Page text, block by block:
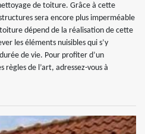
de toiture. Grâce à cette
sera encore plus imperméable
dépend de la réalisation de cette
les éléments nuisibles qui s’y
de vie. Pour profiter d’un
de l’art, adressez-vous à